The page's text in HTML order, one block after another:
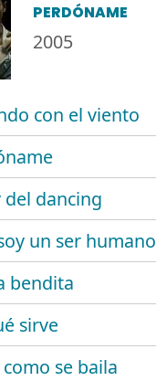
PERDÓNAME
2005
con el viento
del dancing
un ser humano
bendita
sirve
se baila